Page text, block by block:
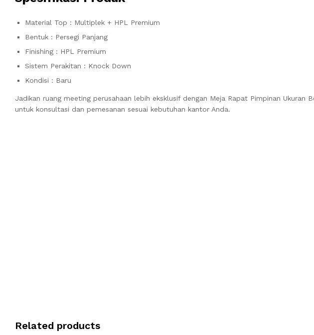
Material Top : Multiplek + HPL Premium
Bentuk : Persegi Panjang
Finishing : HPL Premium
Sistem Perakitan : Knock Down
Kondisi : Baru
Jadikan ruang meeting perusahaan lebih eksklusif dengan Meja Rapat Pimpinan Ukuran
untuk konsultasi dan pemesanan sesuai kebutuhan kantor Anda.
Related products